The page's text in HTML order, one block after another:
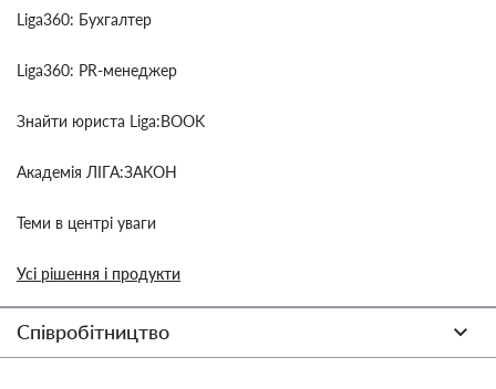
Liga360: Бухгалтер
Liga360: PR-менеджер
Знайти юриста Liga:BOOK
Академія ЛІГА:ЗАКОН
Теми в центрі уваги
Усі рішення і продукти
Співробітництво